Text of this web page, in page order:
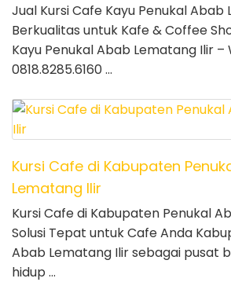
Jual Kursi Cafe Kayu Penukal Abab
Berkualitas untuk Kafe & Coffee
Kayu Penukal Abab Lematang Ilir –
0818.8285.6160 …
Kursi Cafe di Kabupaten
Lematang Ilir
Kursi Cafe di Kabupaten Penukal
Solusi Tepat untuk Cafe Anda
Abab Lematang Ilir sebagai pusat
hidup …